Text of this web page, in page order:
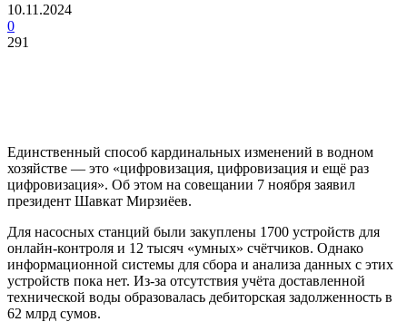
10.11.2024
0
291
Единственный способ кардинальных изменений в водном
хозяйстве — это «цифровизация, цифровизация и ещё раз
цифровизация». Об этом на совещании 7 ноября заявил
президент Шавкат Мирзиёев.
Для насосных станций были закуплены 1700 устройств для
онлайн-контроля и 12 тысяч «умных» счётчиков. Однако
информационной системы для сбора и анализа данных с этих
устройств пока нет. Из-за отсутствия учёта доставленной
технической воды образовалась дебиторская задолженность в
62 млрд сумов.